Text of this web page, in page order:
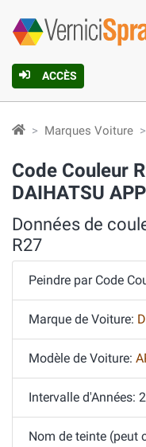
ACCÈS
Marques Voiture
Code Couleur
DAIHATSU
Données de
R27
Peindre par Code
Marque de Voiture:
Modèle de Voiture:
Intervalle d'Années:
Nom de teinte (peut